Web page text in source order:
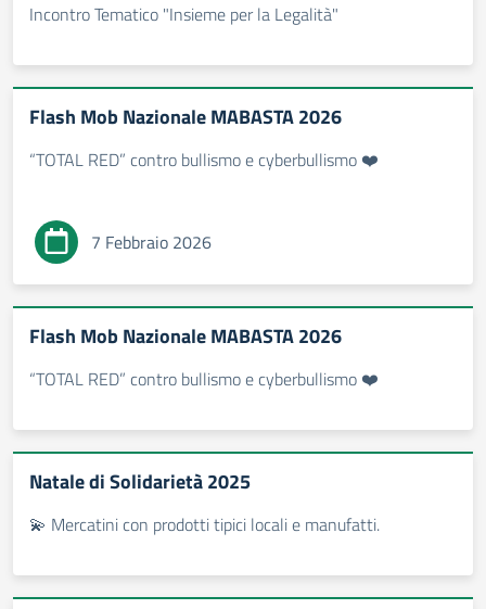
Incontro Tematico "Insieme per la Legalità"
Flash Mob Nazionale MABASTA 2026
“TOTAL RED” contro bullismo e cyberbullismo ❤️
7 Febbraio 2026
Flash Mob Nazionale MABASTA 2026
“TOTAL RED” contro bullismo e cyberbullismo ❤️
Natale di Solidarietà 2025
💫 Mercatini con prodotti tipici locali e manufatti.